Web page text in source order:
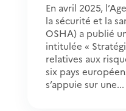
En avril 2025,
la sécurité et la
OSHA) a publié
intitulée «
relatives aux
six pays
s’appuie sur une...